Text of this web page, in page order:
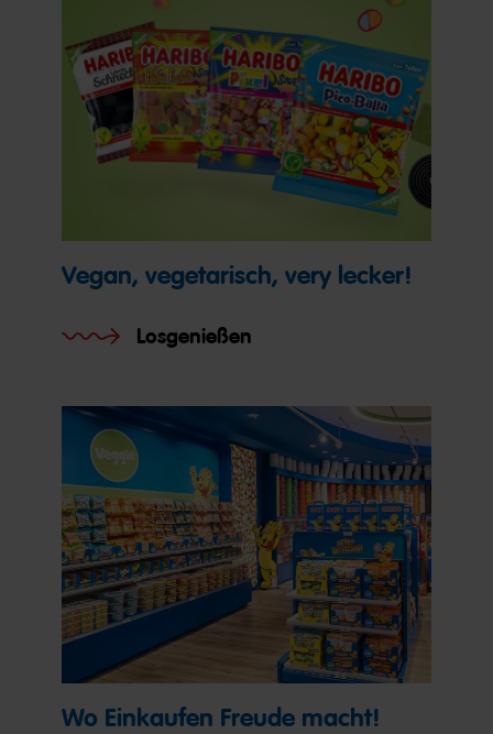
Vegan, vegetarisch, very lecker!
Losgenießen
Wo Einkaufen Freude macht!